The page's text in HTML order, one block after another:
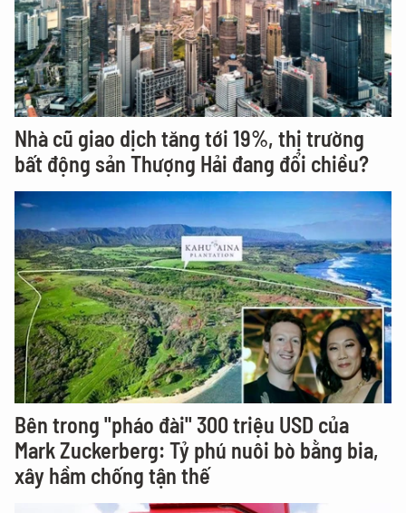
Nhà cũ giao dịch tăng tới 19%, thị trường
bất động sản Thượng Hải đang đổi chiều?
Bên trong "pháo đài" 300 triệu USD của
Mark Zuckerberg: Tỷ phú nuôi bò bằng bia,
xây hầm chống tận thế